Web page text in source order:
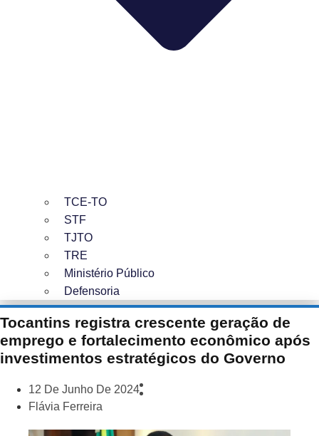
TCE-TO
STF
TJTO
TRE
Ministério Público
Defensoria
Tocantins registra crescente geração de
emprego e fortalecimento econômico após
investimentos estratégicos do Governo
12 De Junho De 2024
Flávia Ferreira